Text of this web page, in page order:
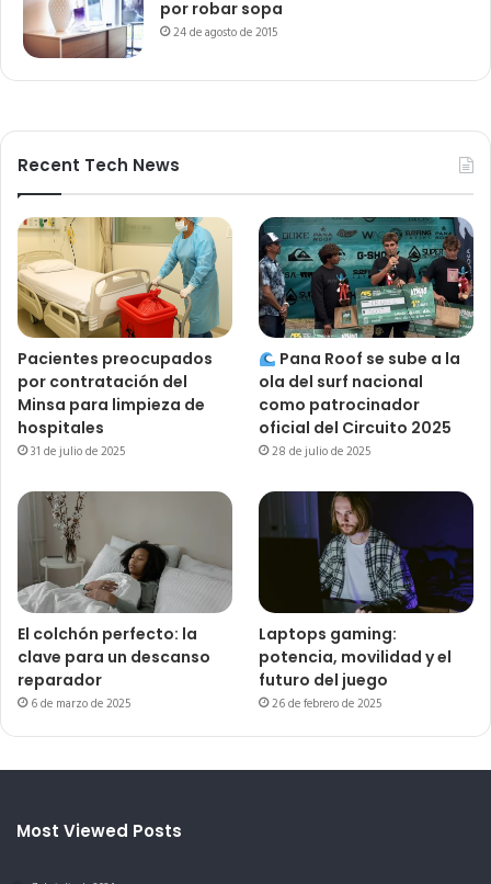
por robar sopa
24 de agosto de 2015
Recent Tech News
Pacientes preocupados
por contratación del
Minsa para limpieza de
hospitales
31 de julio de 2025
Pana Roof se sube a la
ola del surf nacional
como patrocinador
oficial del Circuito 2025
28 de julio de 2025
El colchón perfecto: la
clave para un descanso
reparador
6 de marzo de 2025
Laptops gaming:
potencia, movilidad y el
futuro del juego
26 de febrero de 2025
Most Viewed Posts